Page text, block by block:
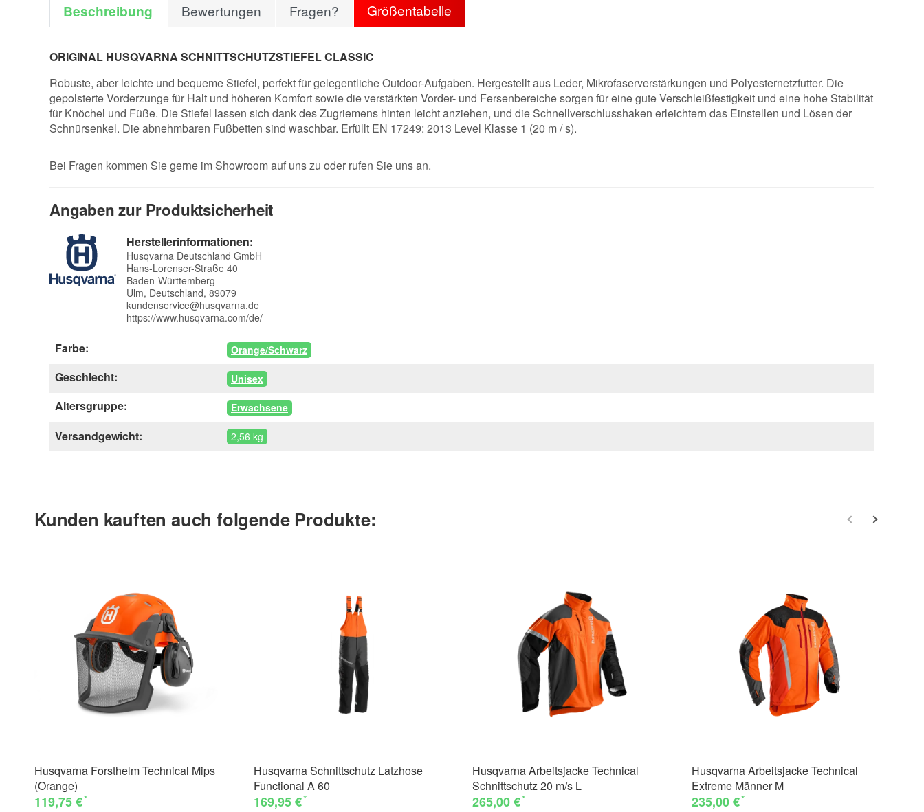
Beschreibung Bewertungen Fragen? Größentabelle
ORIGINAL HUSQVARNA SCHNITTSCHUTZSTIEFEL CLASSIC
Robuste, aber leichte und bequeme Stiefel, perfekt für gelegentliche Outdoor-Aufgaben. Hergestellt aus Leder, Mikrofaserverstärkungen und Polyesternetzfutter. Die
gepolsterte Vorderzunge für Halt und höheren Komfort sowie die verstärkten Vorder- und Fersenbereiche sorgen für eine gute Verschleißfestigkeit und eine hohe Stabilität
für Knöchel und Füße. Die Stiefel lassen sich dank des Zugriemens hinten leicht anziehen, und die Schnellverschlusshaken erleichtern das Einstellen und Lösen der
Schnürsenkel. Die abnehmbaren Fußbetten sind waschbar. Erfüllt EN 17249: 2013 Level Klasse 1 (20 m / s).
Bei Fragen kommen Sie gerne im Showroom auf uns zu oder rufen Sie uns an.
Angaben zur Produktsicherheit
Herstellerinformationen:
Husqvarna Deutschland GmbH
Hans-Lorenser-Straße 40
Baden-Württemberg
Ulm, Deutschland, 89079
kundenservice@husqvarna.de
https://www.husqvarna.com/de/
Farbe: Orange/Schwarz
Geschlecht: Unisex
Altersgruppe: Erwachsene
Versandgewicht: 2,56 kg
Kunden kauften auch folgende Produkte:
Husqvarna Forsthelm Technical Mips
(Orange)
119,75 €*
Husqvarna Schnittschutz Latzhose
Functional A 60
169,95 €*
Husqvarna Arbeitsjacke Technical
Schnittschutz 20 m/s L
265,00 €*
Husqvarna Arbeitsjacke Technical
Extreme Männer M
235,00 €*